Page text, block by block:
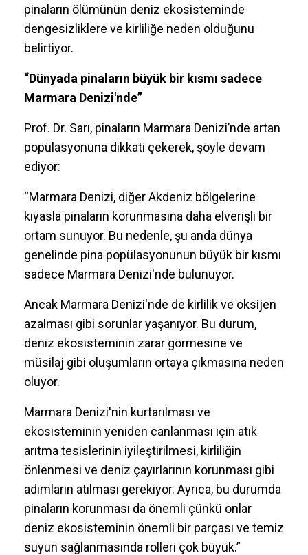
pinaların ölümünün deniz ekosisteminde
dengesizliklere ve kirliliğe neden olduğunu
belirtiyor.
“Dünyada pinaların büyük bir kısmı sadece
Marmara Denizi'nde”
Prof. Dr. Sarı, pinaların Marmara Denizi’nde artan
popülasyonuna dikkati çekerek, şöyle devam
ediyor:
“Marmara Denizi, diğer Akdeniz bölgelerine
kıyasla pinaların korunmasına daha elverişli bir
ortam sunuyor. Bu nedenle, şu anda dünya
genelinde pina popülasyonunun büyük bir kısmı
sadece Marmara Denizi'nde bulunuyor.
Ancak Marmara Denizi'nde de kirlilik ve oksijen
azalması gibi sorunlar yaşanıyor. Bu durum,
deniz ekosisteminin zarar görmesine ve
müsilaj gibi oluşumların ortaya çıkmasına neden
oluyor.
Marmara Denizi'nin kurtarılması ve
ekosisteminin yeniden canlanması için atık
arıtma tesislerinin iyileştirilmesi, kirliliğin
önlenmesi ve deniz çayırlarının korunması gibi
adımların atılması gerekiyor. Ayrıca, bu durumda
pinaların korunması da önemli çünkü onlar
deniz ekosisteminin önemli bir parçası ve temiz
suyun sağlanmasında rolleri çok büyük.”